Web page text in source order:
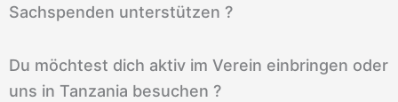
Sachspenden unterstützen ?
Du möchtest dich aktiv im Verein einbringen oder
uns in Tanzania besuchen ?